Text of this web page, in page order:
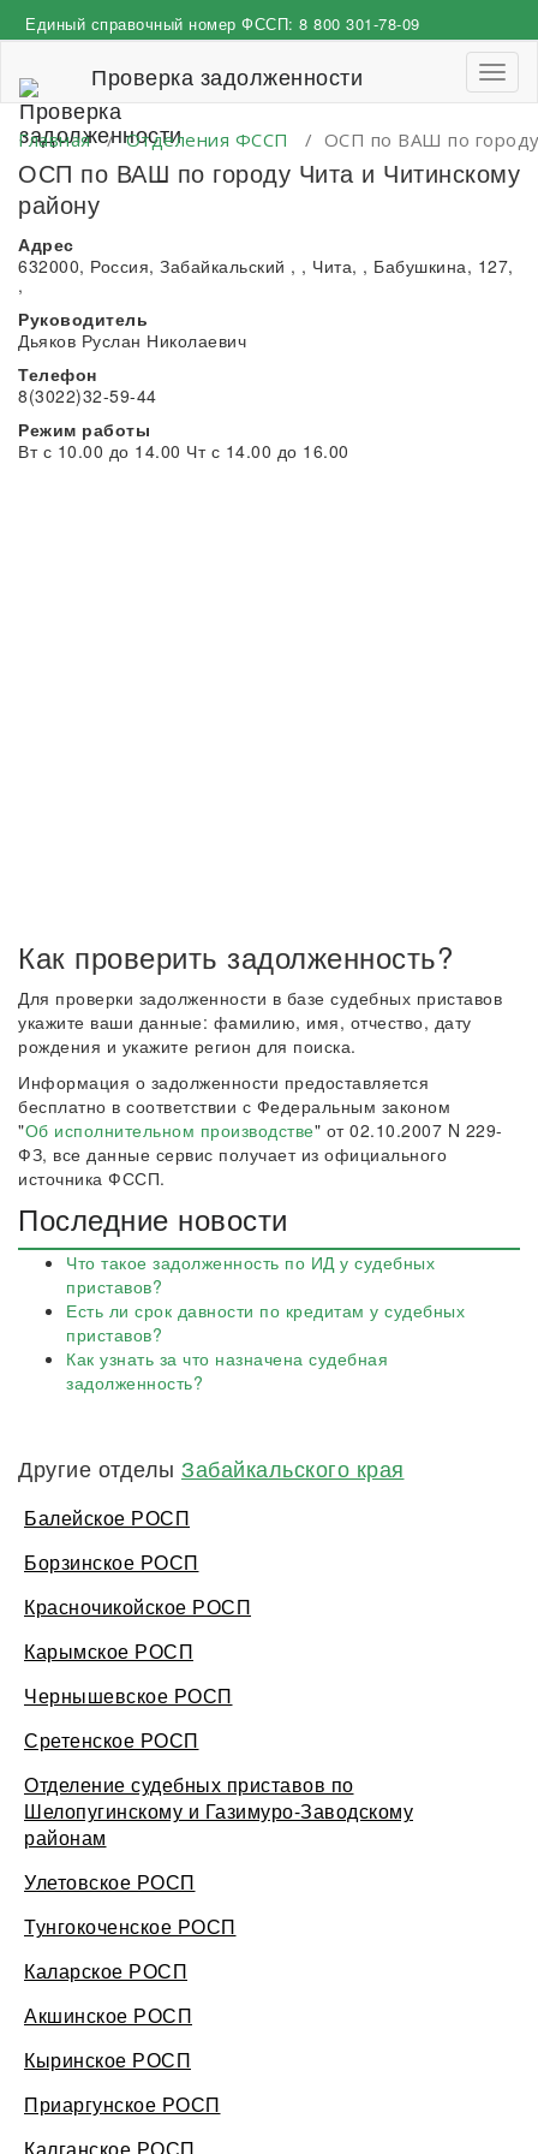
к
Единый справочный номер ФССП: 8 800 301-78-09
Проверка задолженности
Главная/Отделения ФССП / ОСП по ВАШ по
ОСП по ВАШ по городу Чита и Читинскому
району
Адрес
632000, Россия, Забайкальский , , Чита, , Бабушкина, 127,
,
Руководитель
Дьяков Руслан Николаевич
Телефон
8(3022)32-59-44
Режим работы
Вт с 10.00 до 14.00 Чт с 14.00 до 16.00
Как проверить задолженность?
Для проверки задолженности в базе судебных приставов
укажите ваши данные: фамилию, имя, отчество, дату
рождения и укажите регион для поиска.
Информация о задолженности предоставляется
бесплатно в соответствии с Федеральным законом
"Об исполнительном производстве" от 02.10.2007 N 229-
ФЗ, все данные сервис получает из официального
источника ФССП.
Последние новости
Что такое задолженность по ИД у судебных
приставов?
Есть ли срок давности по кредитам у судебных
приставов?
Как узнать за что назначена судебная
задолженность?
Другие отделы Забайкальского края
Балейское РОСП
Борзинское РОСП
Красночикойское РОСП
Карымское РОСП
Чернышевское РОСП
Сретенское РОСП
Отделение судебных приставов по
Шелопугинскому и Газимуро-Заводскому
районам
Улетовское РОСП
Тунгокоченское РОСП
Каларское РОСП
Акшинское РОСП
Кыринское РОСП
Приаргунское РОСП